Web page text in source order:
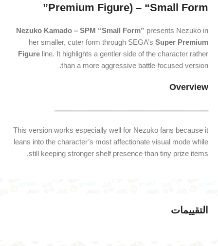
Premium Figure) – “Small Form”
Nezuko Kamado – SPM “Small Form” presents Nezuko in
her smaller, cuter form through SEGA’s Super Premium
Figure line. It highlights a gentler side of the character rather
than a more aggressive battle-focused version.
Overview
ـــــــــــــــــــــــــــــــــــــــــــــــــــــــــــــــــــــــــــــــ
This version works especially well for Nezuko fans because it
leans into the character’s most affectionate visual mode while
still keeping stronger shelf presence than tiny prize items.
التقييمات